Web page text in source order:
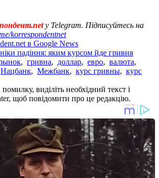
у Telegram. Підписуйтесь на
korrespondentnet
в Google News
падіння: яким курсом йде гривня
, гривна, доллар, евро, валюта,
Нацбанк, Межбанк, курс гривны, курс
виділіть необхідний текст і
щоб повідомити про це редакцію.